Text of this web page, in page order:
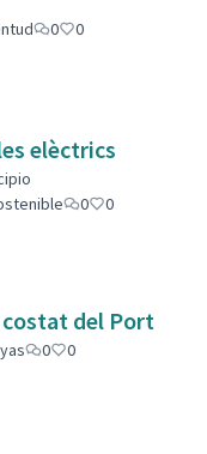
0
0
elèctrics
0
0
del Port
0
0